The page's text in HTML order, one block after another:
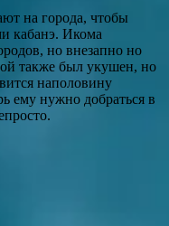
на города, чтобы
кабанэ. Икома
но внезапно но
также был укушен, но
наполовину
ему нужно добраться в